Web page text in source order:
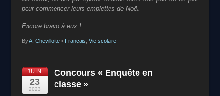
pour commencer leurs emplettes de Noël.
Encore bravo à eux !
ByA. Chevillotte• Français Vie scolaire
JUIN
23
2023
Concours « Enquête en
classe »